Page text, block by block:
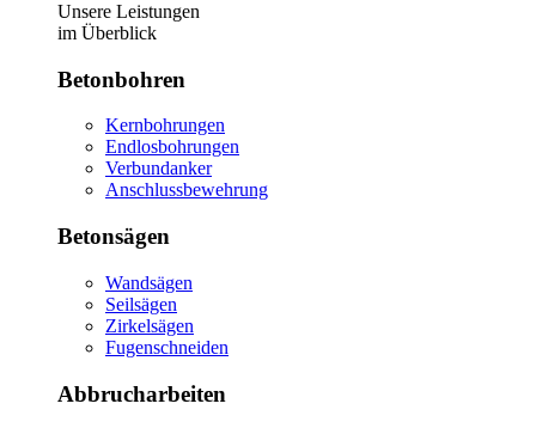
Unsere Leistungen
im Überblick
Betonbohren
Kernbohrungen
Endlosbohrungen
Verbundanker
Anschlussbewehrung
Betonsägen
Wandsägen
Seilsägen
Zirkelsägen
Fugenschneiden
Abbrucharbeiten